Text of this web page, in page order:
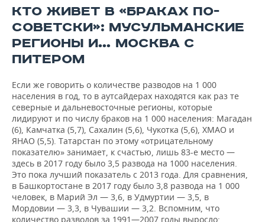
область
615
442
202
346
Ростовская
область
366
21
219
21
961
область
895
331
686
КТО ЖИВЕТ В «БРАКАХ ПО-
СОВЕТСКИ»: МУСУЛЬМАНСКИЕ
РЕГИОНЫ И… МОСКВА С
ПИТЕРОМ
Если же говорить о количестве разводов на 1 000
населения в год, то в аутсайдерах находятся как раз те
северные и дальневосточные регионы, которые
лидируют и по числу браков на 1 000 населения: Магадан
(6), Камчатка (5,7), Сахалин (5,6), Чукотка (5,6), ХМАО и
ЯНАО (5,5). Татарстан по этому «отрицательному
показателю» занимает, к счастью, лишь 83-е место —
здесь в 2017 году было 3,5 развода на 1000 населения.
Это пока лучший показатель с 2013 года. Для сравнения,
в Башкортостане в 2017 году было 3,8 развода на 1 000
человек, в Марий Эл — 3,6, в Удмуртии — 3,5, в
Мордовии — 3,3, в Чувашии — 3,2. Вспомним, что
количество разводов за 1991—2007 годы выросло: